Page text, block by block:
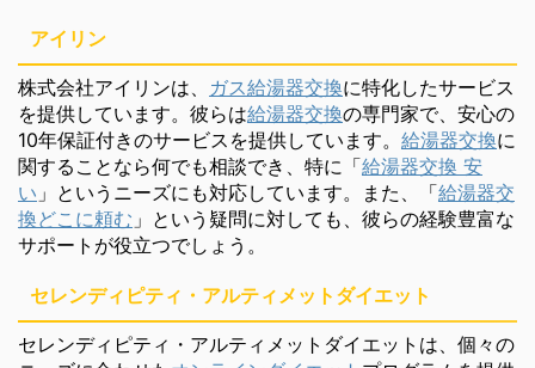
アイリン
株式会社アイリンは、 ガス給湯器交換に特化したサービス
を提供しています。彼らは給湯器交換の専門家で、安心の
10年保証付きのサービスを提供しています。 給湯器交換に
関することなら何でも相談でき、特に「給湯器交換 安
い 」というニーズにも対応しています。また、「給湯器交
換どこに頼む 」という疑問に対しても、彼らの経験豊富な
サポートが役立つでしょう。
セレンディピティ・アルティメットダイエット
セレンディピティ・アルティメットダイエットは、個々の